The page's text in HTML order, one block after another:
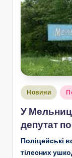
Опубліковано
Новини
У
депутат
Поліцейські
тілесних